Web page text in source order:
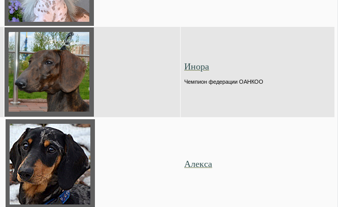
Инора
Чемпион федерации ОАНКОО
Алекса